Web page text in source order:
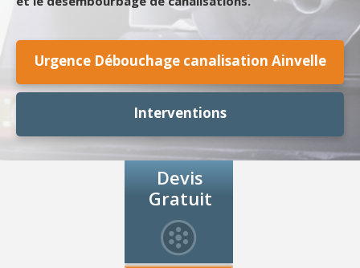
Urgence Débouchage canalisation Ainvelle
Interventions
Devis
Gratuit